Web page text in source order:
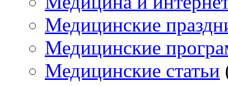
Медицинские
Медицинские
Медицинские статьи